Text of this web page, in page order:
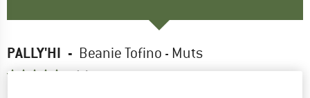
PALLY'HI - Beanie Tofino - Muts